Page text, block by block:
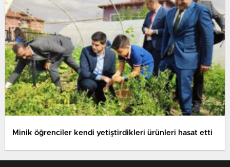
Minik öğrenciler kendi yetiştirdikleri ürünleri hasat etti